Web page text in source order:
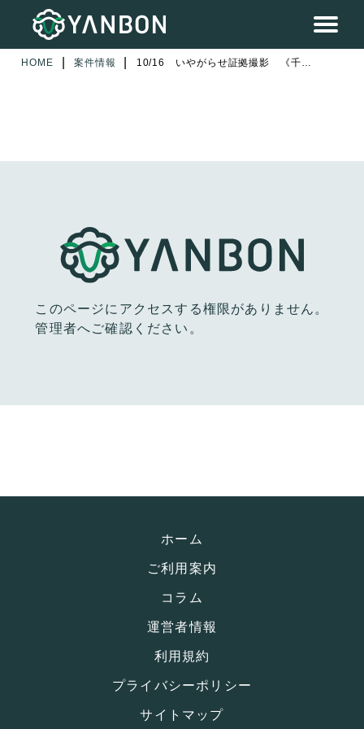
HOME 案件情報 10/16 いやがらせ証拠撮影 《千葉県柏市》2日目
このページにアクセスする権限がありません。
管理者へご確認ください。
ホーム
ご利用案内
コラム
運営者情報
利用規約
プライバシーポリシー
サイトマップ